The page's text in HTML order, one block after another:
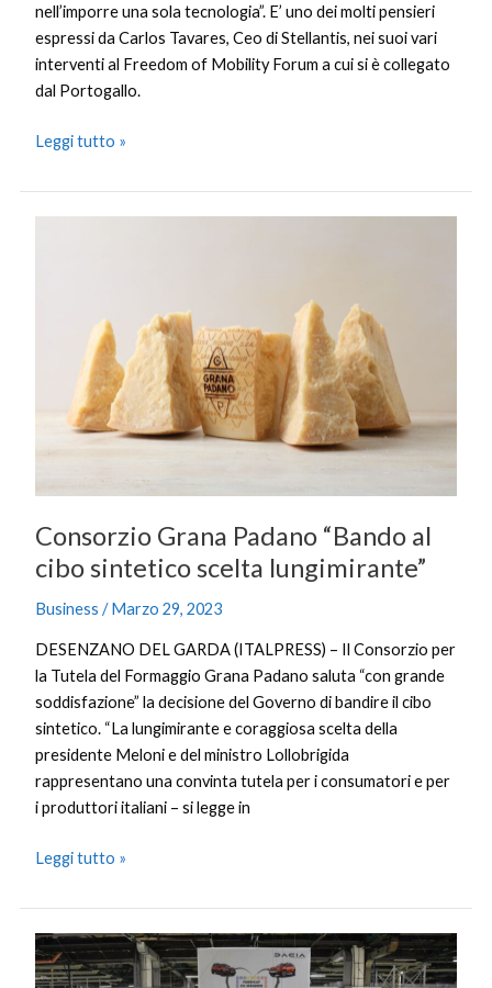
nell’imporre una sola tecnologia”. E’ uno dei molti pensieri
espressi da Carlos Tavares, Ceo di Stellantis, nei suoi vari
interventi al Freedom of Mobility Forum a cui si è collegato
dal Portogallo.
Leggi tutto »
Consorzio Grana Padano “Bando al
cibo sintetico scelta lungimirante”
Business /Marzo 29, 2023
DESENZANO DEL GARDA (ITALPRESS) – Il Consorzio per
la Tutela del Formaggio Grana Padano saluta “con grande
soddisfazione” la decisione del Governo di bandire il cibo
sintetico. “La lungimirante e coraggiosa scelta della
presidente Meloni e del ministro Lollobrigida
rappresentano una convinta tutela per i consumatori e per
i produttori italiani – si legge in
sintetico
scelta
lungimirante”
Leggi tutto »
Lo
stabilimento